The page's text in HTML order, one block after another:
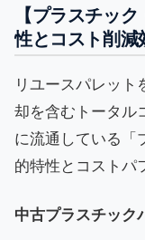
【プラスチッ
性とコスト削減
リユースパレット
却を含むトータル
に流通している「
的特性とコストパ
中古プラスチック